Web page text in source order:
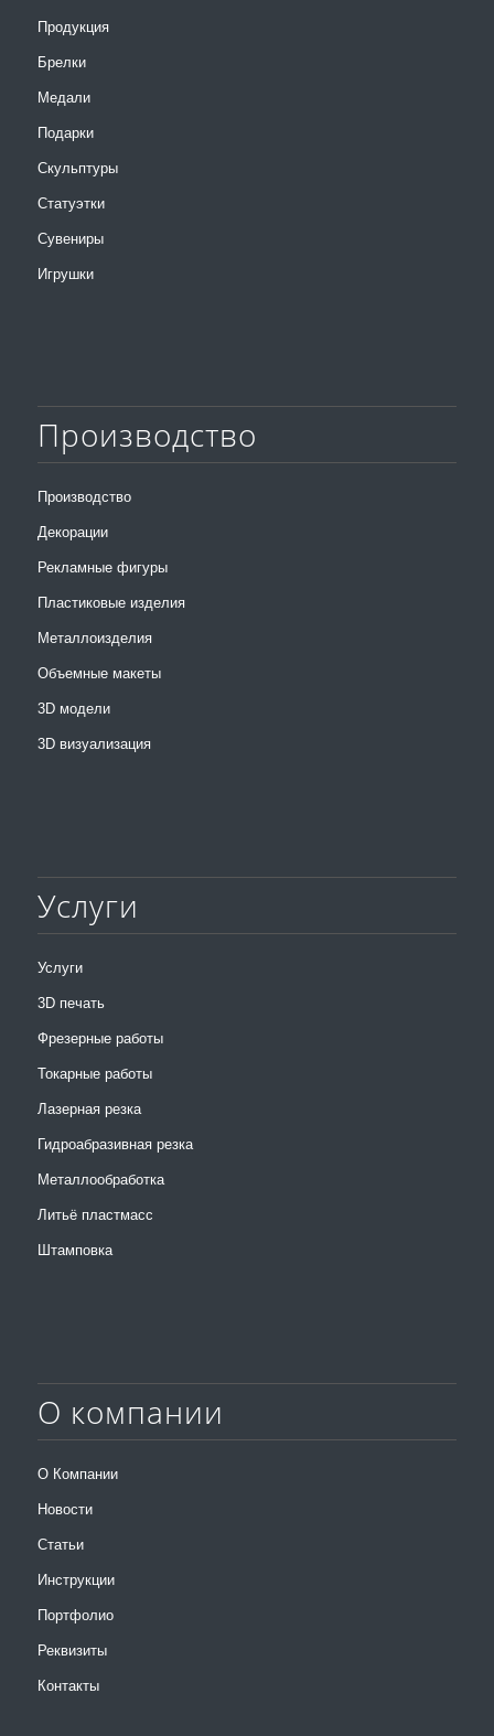
Продукция
Брелки
Медали
Подарки
Скульптуры
Статуэтки
Сувениры
Игрушки
Производство
Производство
Декорации
Рекламные фигуры
Пластиковые изделия
Металлоизделия
Объемные макеты
3D модели
3D визуализация
Услуги
Услуги
3D печать
Фрезерные работы
Токарные работы
Лазерная резка
Гидроабразивная резка
Металлообработка
Литьё пластмасс
Штамповка
О компании
О Компании
Новости
Статьи
Инструкции
Портфолио
Реквизиты
Контакты